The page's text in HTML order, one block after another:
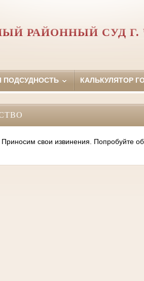
РАЙОННЫЙ СУД Г.
ПОДСУДНОСТЬ КАЛЬКУЛЯТОР
свои извинения. Попробуйте